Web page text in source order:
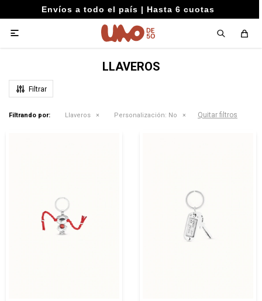
Envíos a todo el país | Hasta 6 cuotas

LLAVEROS
Filtrando por: Llaveros Personalización: No Quitar filtros